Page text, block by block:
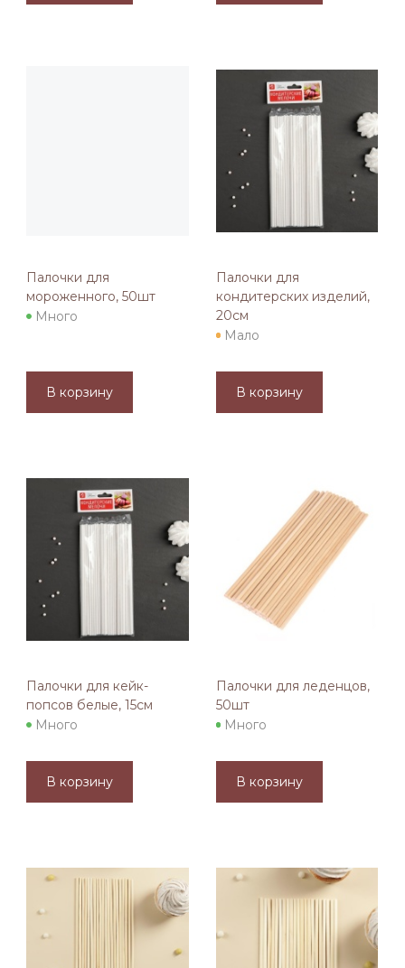
Палочки для
мороженного, 50шт
Много
В корзину
Палочки для
кондитерских изделий,
20см
Мало
В корзину
Палочки для кейк-
попсов белые, 15см
Много
В корзину
Палочки для леденцов,
50шт
Много
В корзину